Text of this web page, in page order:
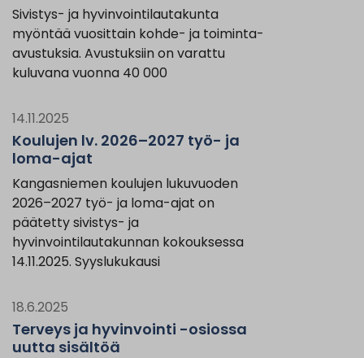
Sivistys- ja hyvinvointilautakunta
myöntää vuosittain kohde- ja toiminta-
avustuksia. Avustuksiin on varattu
kuluvana vuonna 40 000
14.11.2025
Koulujen lv. 2026–2027 työ- ja
loma-ajat
Kangasniemen koulujen lukuvuoden
2026–2027 työ- ja loma-ajat on
päätetty sivistys- ja
hyvinvointilautakunnan kokouksessa
14.11.2025. Syyslukukausi
18.6.2025
Terveys ja hyvinvointi -osiossa
uutta sisältöä